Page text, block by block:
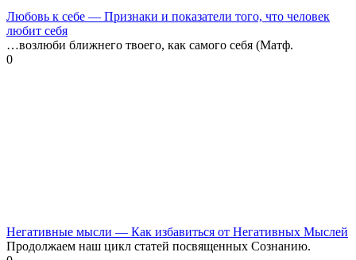
Любовь к себе — Признаки и показатели того, что человек
любит себя
…возлюби ближнего твоего, как самого себя (Матф.
0
Негативные мысли — Как избавиться от Негативных Мыслей
Продолжаем наш цикл статей посвященных Сознанию.